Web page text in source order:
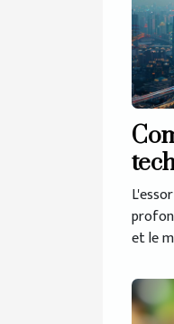
et le